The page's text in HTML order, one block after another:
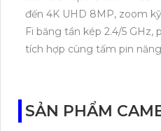
đến 4K UHD 8MP, zoom
Fi băng tần kép 2.4/5
tích hợp cùng tấm pin năng
SẢN PHẨM